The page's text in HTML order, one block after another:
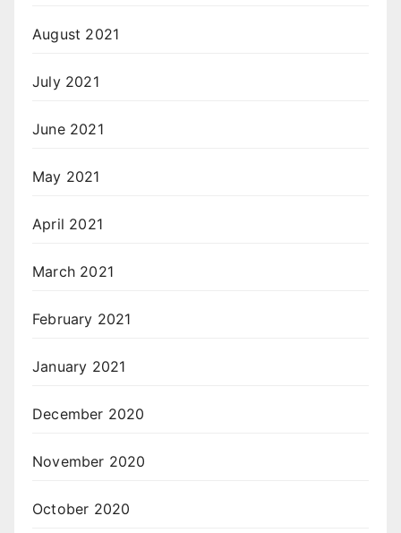
August 2021
July 2021
June 2021
May 2021
April 2021
March 2021
February 2021
January 2021
December 2020
November 2020
October 2020